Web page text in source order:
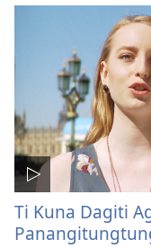
Ti Kuna Dagiti